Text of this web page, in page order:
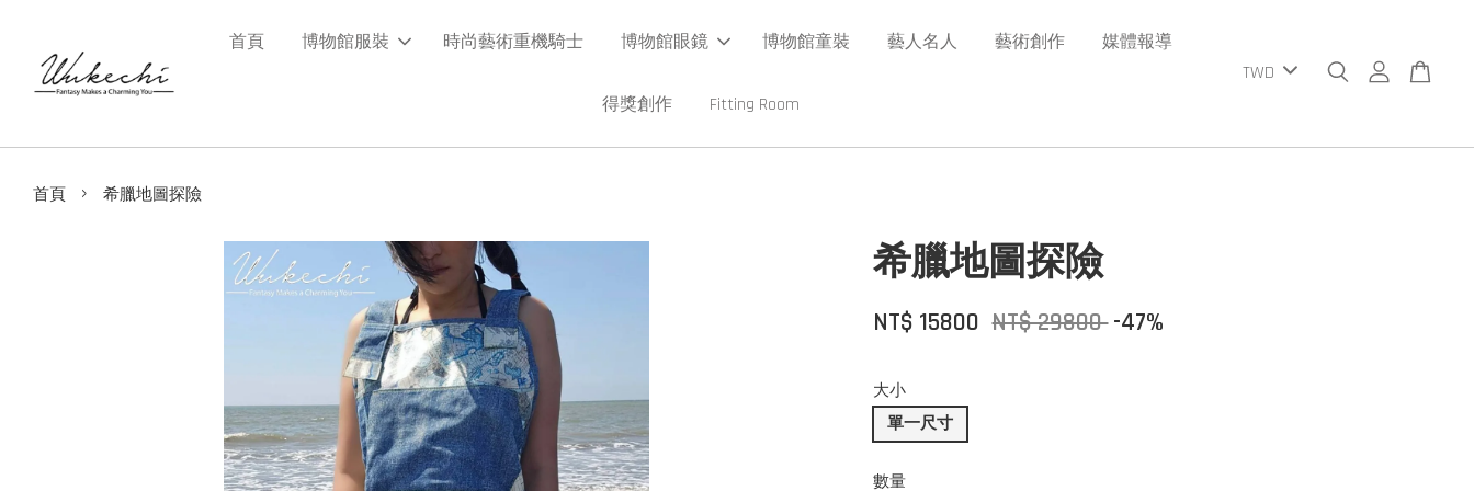
首頁 博物館服裝 時尚藝術重機騎士 博物館眼鏡 博物館童裝 藝人名人 藝術創作 媒體報導
得獎創作 Fitting Room
首頁 › 希臘地圖探險
希臘地圖探險
NT$ 15800 NT$ 29800-47%
大小
單一尺寸
數量